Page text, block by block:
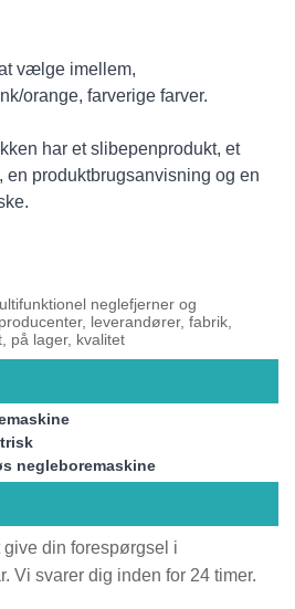
vælge imellem,
orange, farverige farver.
har et slibepenprodukt, et
produktbrugsanvisning og en
neglefjerner og
leverandører, fabrik,
på lager, kvalitet
negleboremaskine
din forespørgsel i
Vi svarer dig inden for 24 timer.